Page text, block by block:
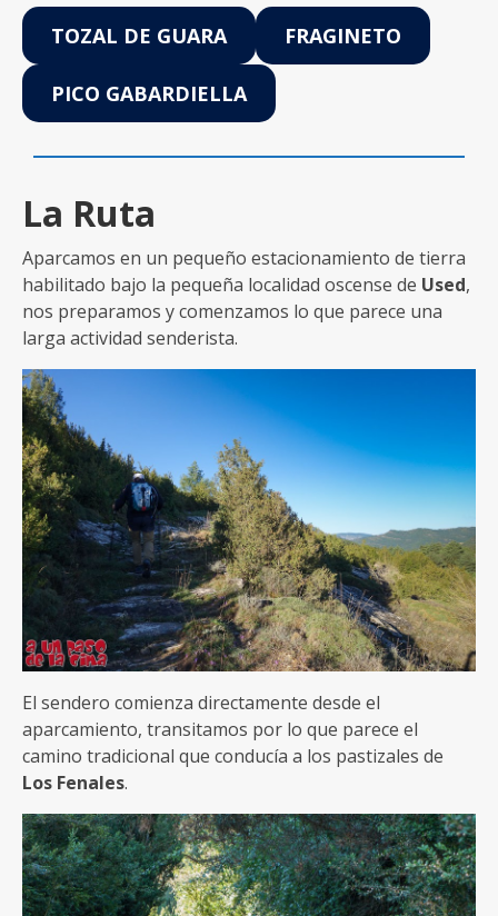
TOZAL DE GUARA FRAGINETO
PICO GABARDIELLA
La Ruta
Aparcamos en un pequeño estacionamiento de tierra
habilitado bajo la pequeña localidad oscense de Used,
nos preparamos y comenzamos lo que parece una
larga actividad senderista.
El sendero comienza directamente desde el
aparcamiento, transitamos por lo que parece el
camino tradicional que conducía a los pastizales de
Los Fenales.